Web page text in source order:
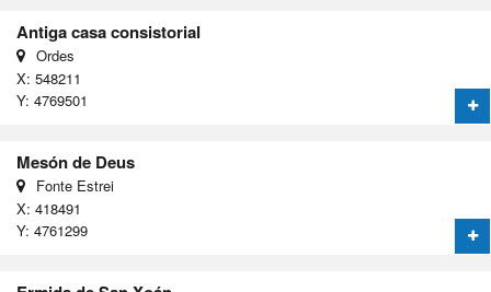
Antiga casa consistorial
Ordes
X: 548211
Y: 4769501
Mesón de Deus
Fonte Estrei
X: 418491
Y: 4761299